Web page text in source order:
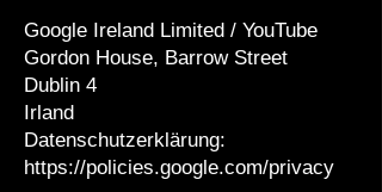
Google Ireland Limited / YouTube
Gordon House, Barrow Street
Dublin 4
Irland
Datenschutzerklärung:
https://policies.google.com/privacy